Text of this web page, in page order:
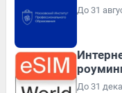
До 31
До 31